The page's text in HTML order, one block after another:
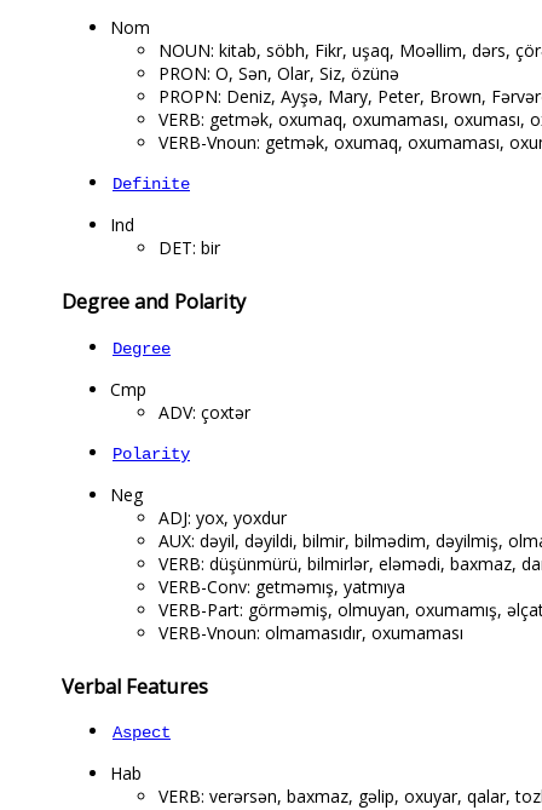
Nom
NOUN: kitab, söbh, Fikr, uşaq, Moəllim, dərs,
PRON: O, Sən, Olar, Siz, özünə
PROPN: Deniz, Ayşə, Mary, Peter, Brown,
VERB: getmək, oxumaq, oxumaması, oxuması,
VERB-Vnoun: getmək, oxumaq, oxumaması,
Definite
Ind
DET: bir
Degree and Polarity
Degree
Cmp
ADV: çoxtər
Polarity
Neg
ADJ: yox, yoxdur
AUX: dəyil, dəyildi, bilmir, bilmədim, dəyilmiş,
VERB: düşünmürü, bilmirlər, eləmədi, baxmaz,
VERB-Conv: getməmış, yatmıya
VERB-Part: görməmiş, olmuyan, oxumamış,
VERB-Vnoun: olmamasıdır, oxumaması
Verbal Features
Aspect
Hab
VERB: verərsən, baxmaz, gəlip, oxuyar, qalar,